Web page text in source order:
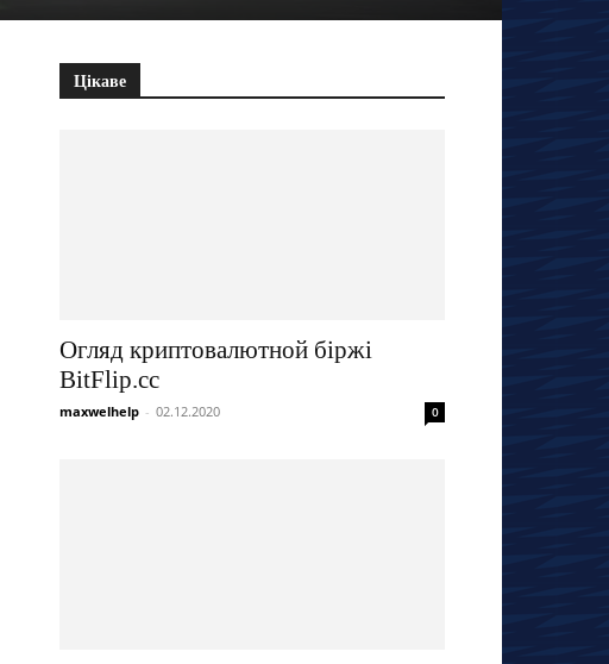
Цікаве
Огляд криптовалютной біржі
BitFlip.cc
maxwelhelp - 02.12.2020 0